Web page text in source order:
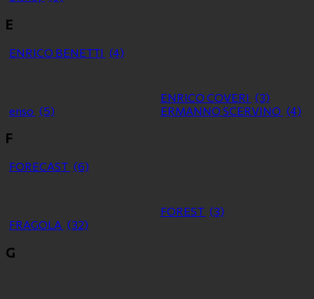
E
ENRICO BENETTI (4)
ENRICO COVERI (3)
enso (5) ERMANNO SCERVINO (4)
F
FORECAST (6)
FOREST (3)
FRAGOLA (32)
G